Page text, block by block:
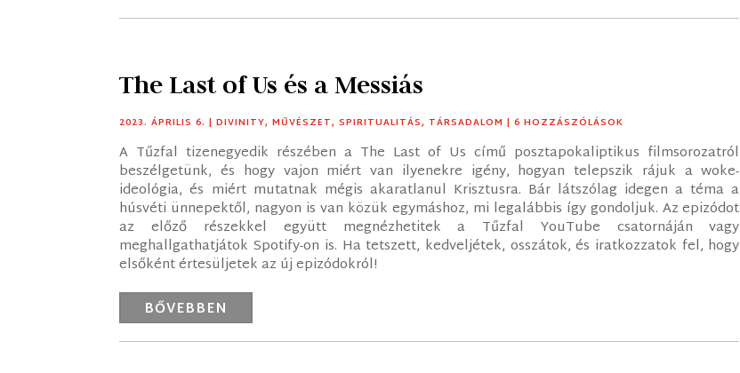
The Last of Us és a Messiás
2023. ÁPRILIS 6. |DIVINITY,MŰVÉSZET,SPIRITUALITÁS, TÁRSADALOM | 6 HOZZÁSZÓLÁSOK
A Tűzfal tizenegyedik részében a The Last of Us című posztapokaliptikus filmsorozatról
beszélgetünk, és hogy vajon miért van ilyenekre igény, hogyan telepszik rájuk a woke-
ideológia, és miért mutatnak mégis akaratlanul Krisztusra. Bár látszólag idegen a téma a
húsvéti ünnepektől, nagyon is van közük egymáshoz, mi legalábbis így gondoljuk. Az epizódot
az előző részekkel együtt megnézhetitek a Tűzfal YouTube csatornáján vagy
meghallgathatjátok Spotify-on is. Ha tetszett, kedveljétek, osszátok, és iratkozzatok fel, hogy
elsőként értesüljetek az új epizódokról!
BŐVEBBEN